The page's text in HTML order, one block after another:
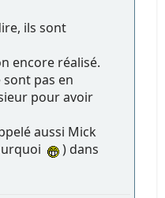
ils sont
encore réalisé.
pas en
pour avoir
aussi Mick
) dans